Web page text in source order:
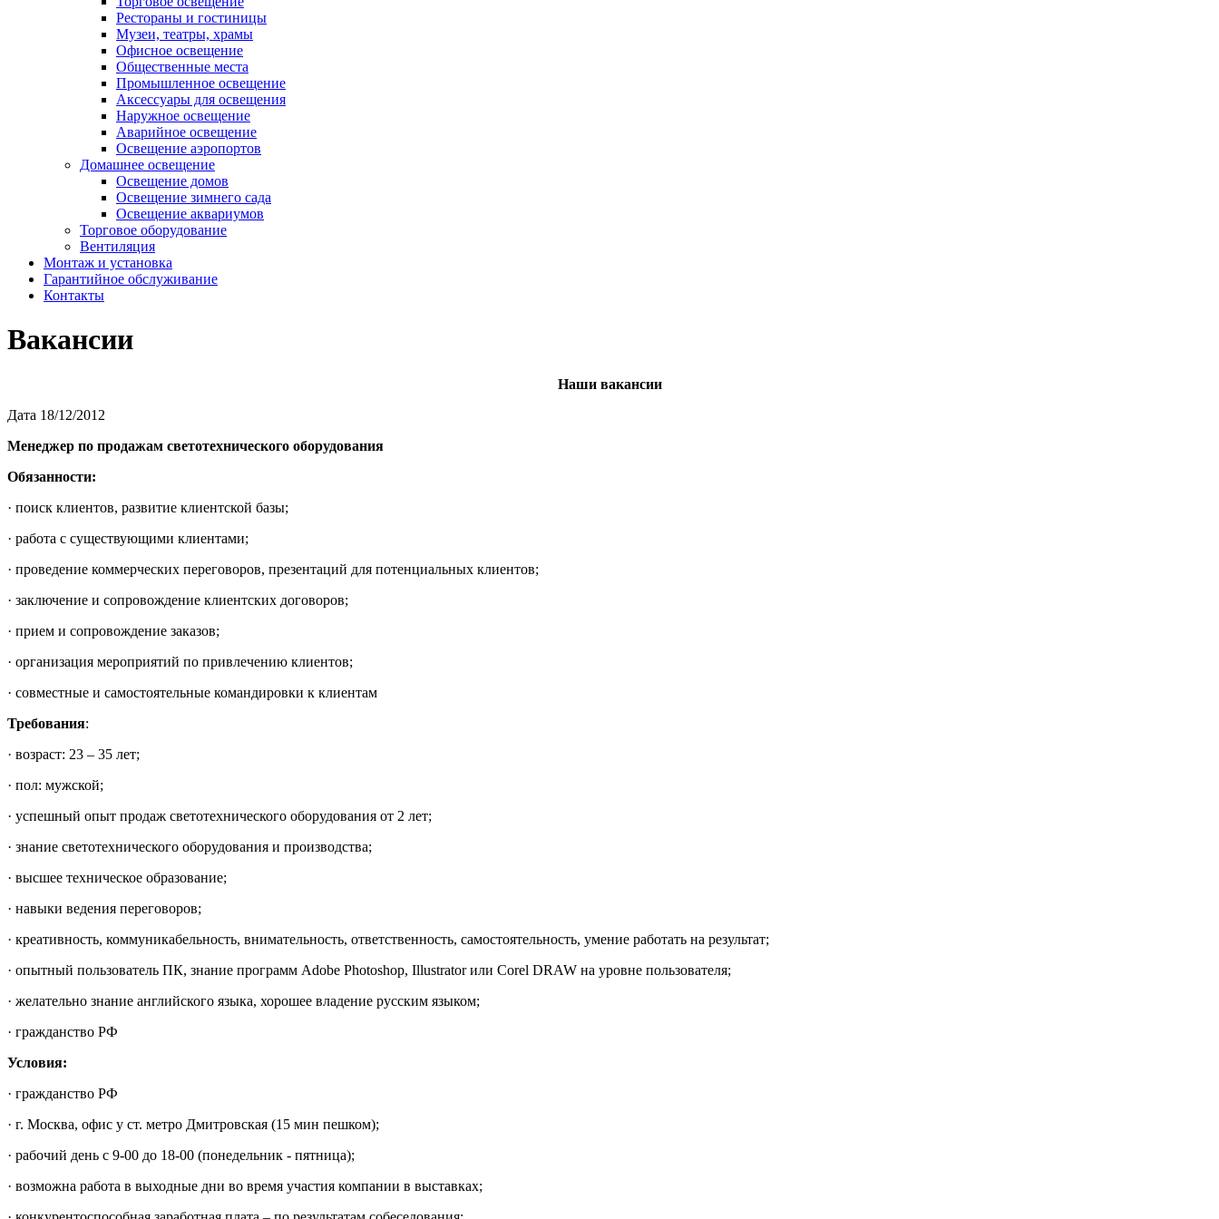
Рестораны и гостиницы
Музеи, театры, храмы
Офисное освещение
Общественные места
Промышленное освещение
Аксессуары для освещения
Наружное освещение
Аварийное освещение
Освещение аэропортов
Домашнее освещение
Освещение домов
Освещение зимнего сада
Освещение аквариумов
Торговое оборудование
Вентиляция
Монтаж и установка
Гарантийное обслуживание
Контакты
Вакансии
Наши вакансии
Дата 18/12/2012
Менеджер по продажам светотехнического оборудования
Обязанности:
· поиск клиентов, развитие клиентской базы;
· работа с существующими клиентами;
· проведение коммерческих переговоров, презентаций для потенциальных клиентов;
· заключение и сопровождение клиентских договоров;
· прием и сопровождение заказов;
· организация мероприятий по привлечению клиентов;
· совместные и самостоятельные командировки к клиентам
Требования:
· возраст: 23 – 35 лет;
· пол: мужской;
· успешный опыт продаж светотехнического оборудования от 2 лет;
· знание светотехнического оборудования и производства;
· высшее техническое образование;
· навыки ведения переговоров;
· креативность, коммуникабельность, внимательность, ответственность, самостоятельность, умение работать на результат;
· опытный пользователь ПК, знание программ Adobe Photoshop, Illustrator или Corel DRAW на уровне пользователя;
· желательно знание английского языка, хорошее владение русским языком;
· гражданство РФ
Условия:
· гражданство РФ
· г. Москва, офис у ст. метро Дмитровская (15 мин пешком);
· рабочий день с 9-00 до 18-00 (понедельник - пятница);
· возможна работа в выходные дни во время участия компании в выставках;